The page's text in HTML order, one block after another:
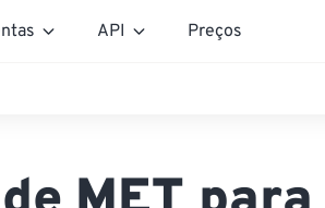
API Preços